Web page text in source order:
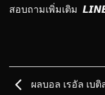
สอบถามเพิ่มเติม
ผลบอล เรอัล เบติ